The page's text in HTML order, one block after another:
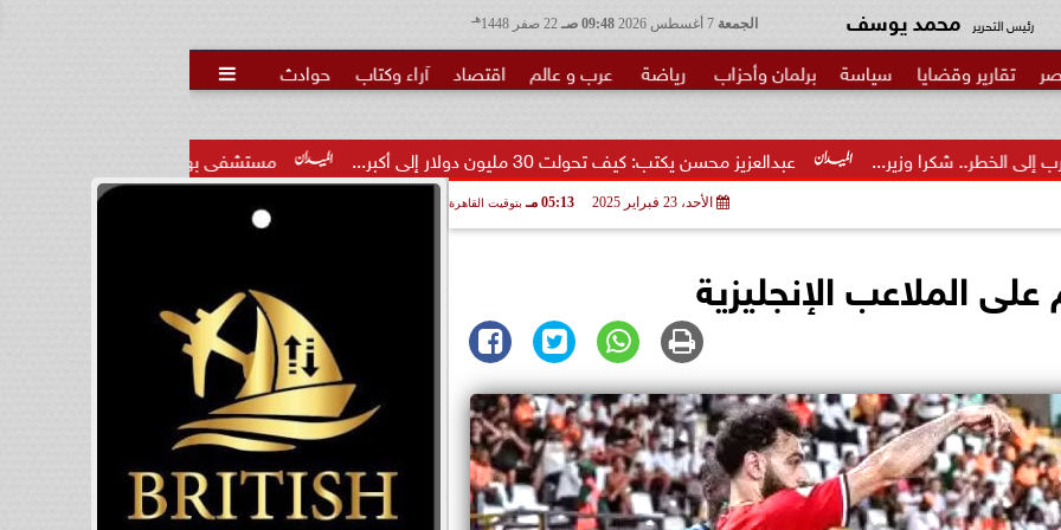
الجمعة 09:48 صـ هـ رئيس التحرير محمد يوسف
تقارير وقضايا سياسة برلمان وأحزاب رياضة عرب و عالم اقتصاد آراء وكتاب حوادث 
مستشفى بهية تستقبل اللواء سمير فرج مشيدا بها: عبدالعزيز محسن يكتب: كيف تحولت 30 مليون دولار إلى أكبر... وزير...
الأحد، 23 فبراير 2025 05:13 مـ بتوقيت القاهرة
الملاعب الإنجليزية